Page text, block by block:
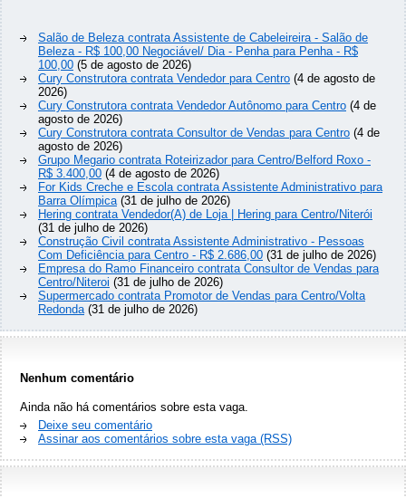
Salão de Beleza contrata Assistente de Cabeleireira - Salão de
Beleza - R$ 100,00 Negociável/ Dia - Penha para Penha - R$
100,00 (5 de agosto de 2026)
Cury Construtora contrata Vendedor para Centro (4 de agosto de
2026)
Cury Construtora contrata Vendedor Autônomo para Centro (4 de
agosto de 2026)
Cury Construtora contrata Consultor de Vendas para Centro (4 de
agosto de 2026)
Grupo Megario contrata Roteirizador para Centro/Belford Roxo -
R$ 3.400,00 (4 de agosto de 2026)
For Kids Creche e Escola contrata Assistente Administrativo para
Barra Olímpica(31 de julho de 2026)
Hering contrata Vendedor(A) de Loja | Hering para Centro/Niterói
(31 de julho de 2026)
Construção Civil contrata Assistente Administrativo - Pessoas
Com Deficiência para Centro - R$ 2.686,00 (31 de julho de 2026)
Empresa do Ramo Financeiro contrata Consultor de Vendas para
Centro/Niteroi (31 de julho de 2026)
Supermercado contrata Promotor de Vendas para Centro/Volta
Redonda(31 de julho de 2026)
Nenhum comentário
Ainda não há comentários sobre esta vaga.
Deixe seu comentário
Assinar aos comentários sobre esta vaga (RSS)